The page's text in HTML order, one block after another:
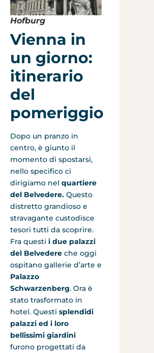
Hofburg
Vienna in
un giorno:
itinerario
del
pomeriggio
Dopo un pranzo in
centro, è giunto il
momento di spostarsi,
nello specifico ci
dirigiamo nel quartiere
del Belvedere. Questo
distretto grandioso e
stravagante custodisce
tesori tutti da scoprire.
Fra questi i due palazzi
del Belvedere che oggi
ospitano gallerie d’arte e
Palazzo
Schwarzenberg. Ora è
stato trasformato in
hotel. Questi splendidi
palazzi ed i loro
bellissimi giardini
furono progettati da